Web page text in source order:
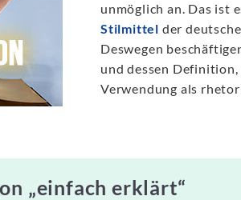
unmöglich an. Das ist
Stilmittel der
Deswegen
und dessen
Verwendung als
„einfach erklärt“